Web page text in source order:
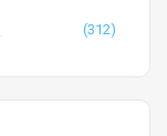
(312)